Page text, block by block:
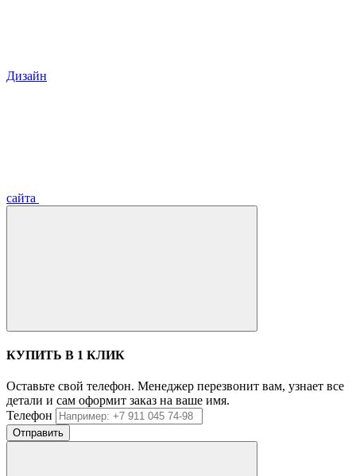
Дизайн
сайта
КУПИТЬ В 1 КЛИК
Оставьте свой телефон. Менеджер перезвонит вам, узнает все
детали и сам оформит заказ на ваше имя.
Телефон
Отправить